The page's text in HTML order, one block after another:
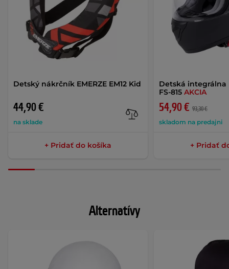
Detský nákrčník EMERZE EM12 Kid
44,90 €
na sklade
+ Pridať do košíka
Detská integrálna
FS-815AKCIA
54,90 € 93,30 €
skladom na predajni
+ Pridať
Alternatívy